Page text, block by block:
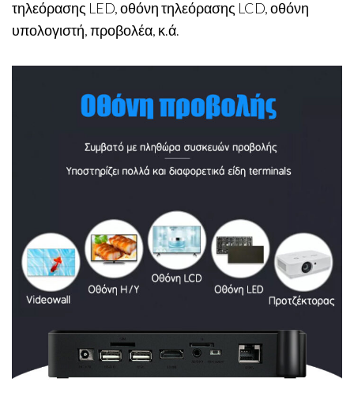
τηλεόρασης LED, οθόνη τηλεόρασης LCD, οθόνη
υπολογιστή, προβολέα, κ.ά.